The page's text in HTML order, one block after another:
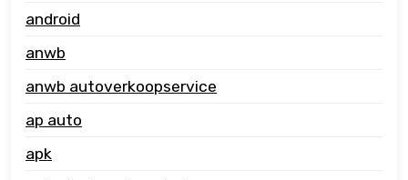
android
anwb
anwb autoverkoopservice
ap auto
apk